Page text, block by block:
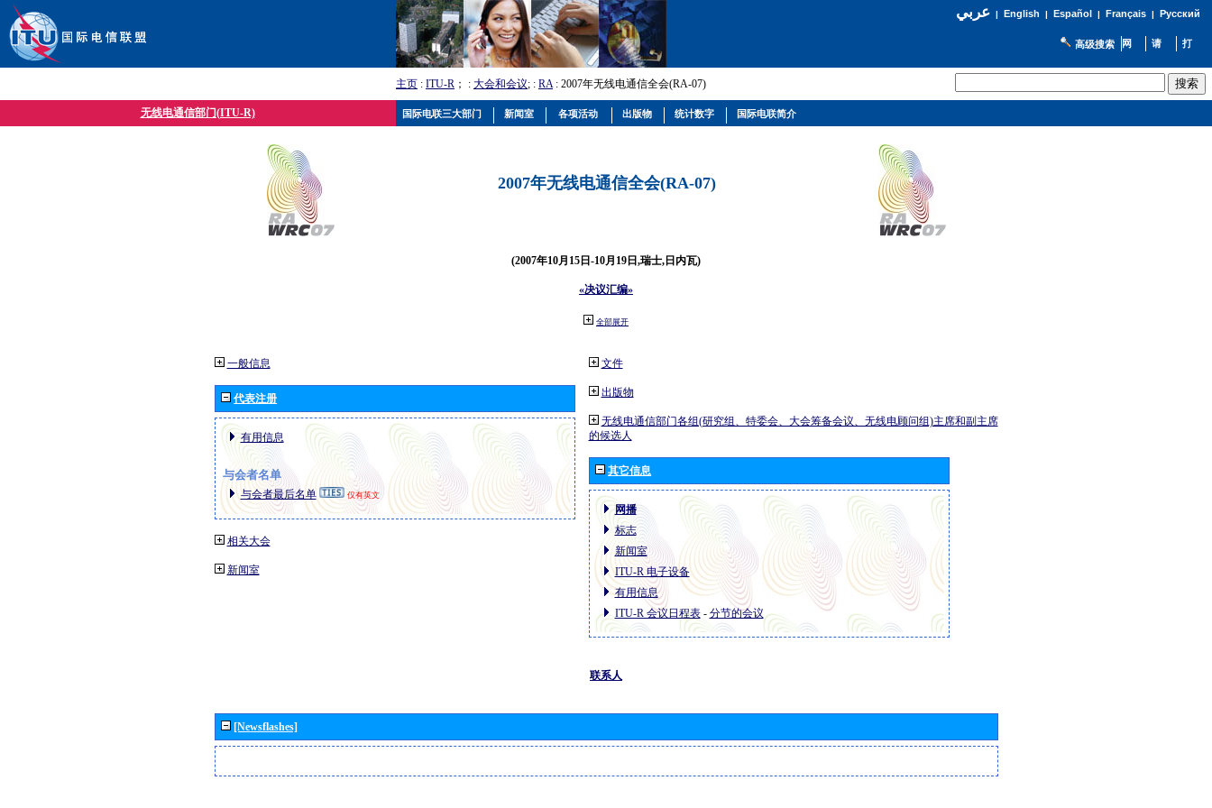
عربي| English | Español | Français| Русский
高级搜索
主页 : ITU-R ； : 大会和会议; : RA: 2007年无线电通信全会(RA-07)
无线电通信部门(ITU-R)
2007年无线电通信全会(RA-07)
(2007年10月15日-10月19日,瑞士,日内瓦)
«决议汇编»
全部展开
一般信息
代表注册
有用信息
与会者名单
与会者最后名单 仅有英文
相关大会
新闻室
文件
出版物
无线电通信部门各组(研究组、特委会、大会筹备会议、无线电顾问组)主席和副主席
的候选人
其它信息
网播
标志
新闻室
ITU-R 电子设备
有用信息
ITU-R 会议日程表- 分节的会议
联系人
[Newsflashes]
国际电联三大部门 新闻室 各项活动 出版物 统计数字 国际电联简介